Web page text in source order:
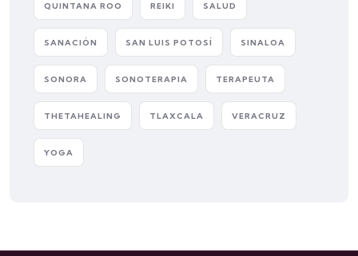
QUINTANA ROO REIKI SALUD
SANACIÓN SAN LUIS POTOSÍ SINALOA
SONORA SONOTERAPIA TERAPEUTA
THETAHEALING TLAXCALA VERACRUZ
YOGA